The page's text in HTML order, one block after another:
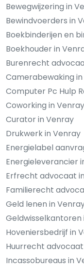
Bewegwijzering in
Bewindvoerders in
Boekbinderijen en
Boekhouder in
Burenrecht
Camerabewaking
Computer Pc Hulp
Coworking in Venray
Curator in Venray
Drukwerk in Venray
Energielabel
Energieleverancier
Erfrecht advocaat
Familierecht
Geld lenen in
Geldwisselkantoren
Hoveniersbedrijf in
Huurrecht
Incassobureaus in